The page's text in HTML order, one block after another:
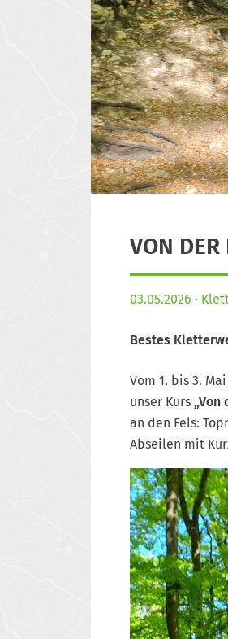
VON
03.05.2026
Bestes
Vom 1. bis 3.
unser Kurs „Von
an den Fels:
Abseilen mit